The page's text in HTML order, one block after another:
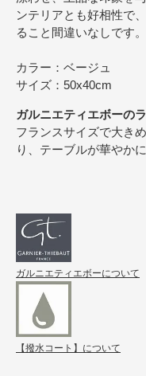
ンテリアとも好相性で
ること間違いなしです。
カラー：ベージュ
サイズ：50x40cm
ガルニエティエボーの
フランスサイズで大き
り、テーブルが華やか
ガルニエティエボーについて
【撥水コート】について